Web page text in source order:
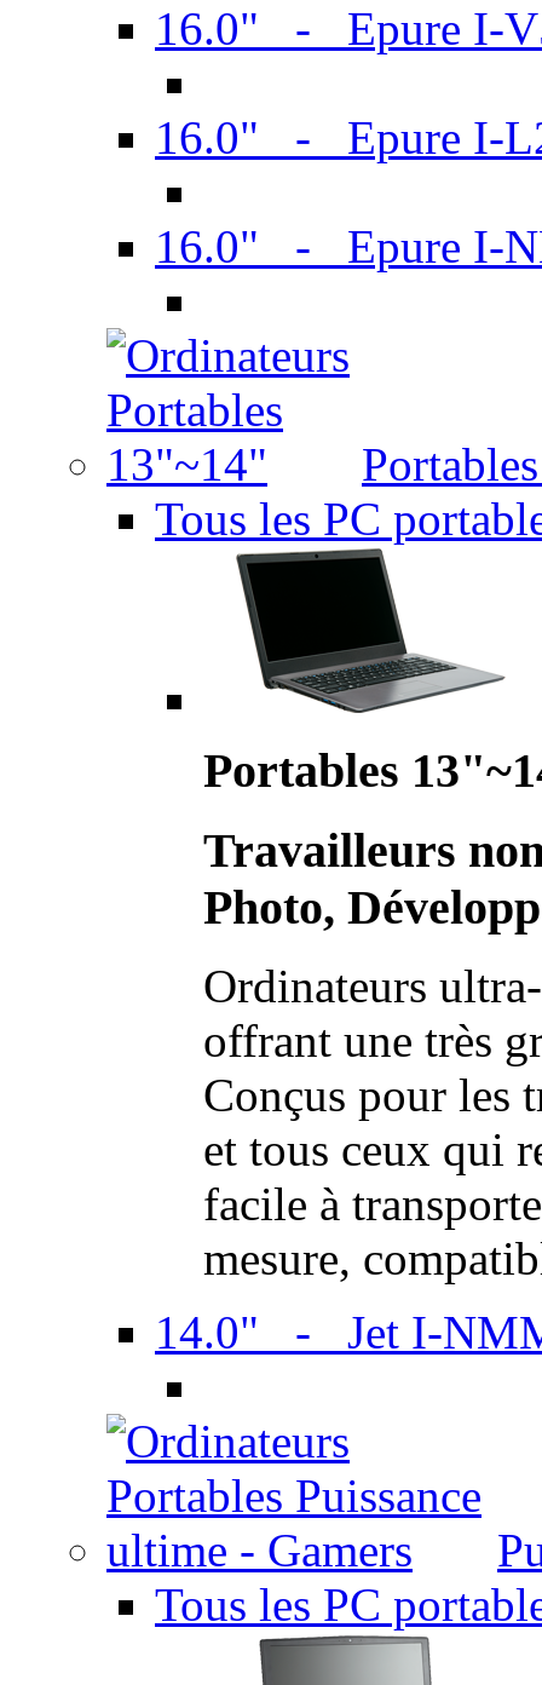
16.0" - Epure I-
16.0" - Epure I-
16.0" - Epure I-
Tous les PC
Portables
Travailleurs
Photo,
Ordinateurs
offrant une très
Conçus pour les
et tous ceux qui
facile à
mesure,
14.0" - Jet I-
Tous les PC